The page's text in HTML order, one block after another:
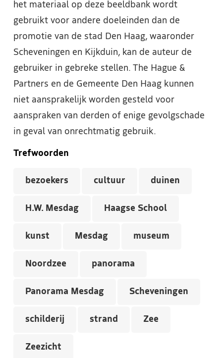
het materiaal op deze beeldbank wordt
gebruikt voor andere doeleinden dan de
promotie van de stad Den Haag, waaronder
Scheveningen en Kijkduin, kan de auteur de
gebruiker in gebreke stellen. The Hague &
Partners en de Gemeente Den Haag kunnen
niet aansprakelijk worden gesteld voor
aanspraken van derden of enige gevolgschade
in geval van onrechtmatig gebruik.
Trefwoorden
bezoekers cultuur duinen
H.W. Mesdag Haagse School
kunst Mesdag museum
Noordzee panorama
Panorama Mesdag Scheveningen
schilderij strand Zee
Zeezicht